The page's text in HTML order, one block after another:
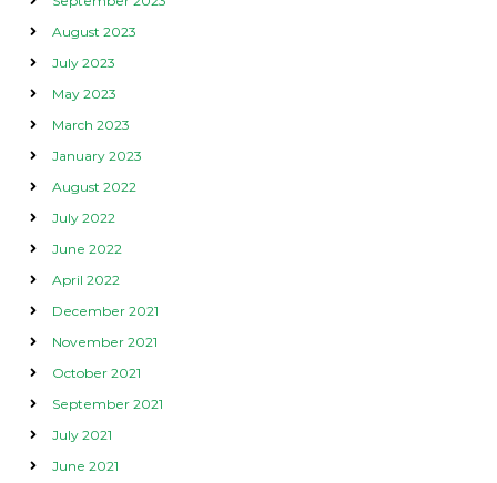
August 2023
July 2023
May 2023
March 2023
January 2023
August 2022
July 2022
June 2022
April 2022
December 2021
November 2021
October 2021
September 2021
July 2021
June 2021